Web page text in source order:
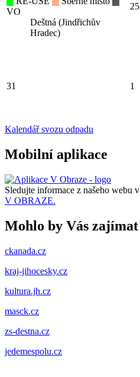
VO
Deštná (Jindřichův
Hradec)
25
31 1
Kalendář svozu odpadu
Mobilní aplikace
Sledujte informace z našeho webu v
V OBRAZE.
Mohlo by Vás zajímat
ckanada.cz
kraj-jihocesky.cz
kultura.jh.cz
masck.cz
zs-destna.cz
jedemespolu.cz